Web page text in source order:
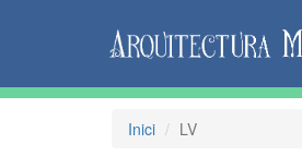
Inici LV